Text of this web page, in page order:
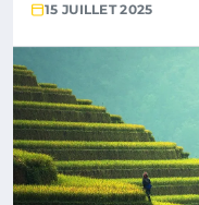
15 JUILLET 2025